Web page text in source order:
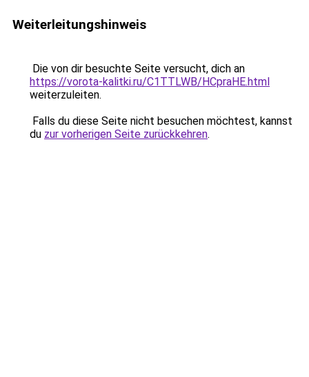
Weiterleitungshinweis
Die von dir besuchte Seite versucht, dich an
https://vorota-kalitki.ru/C1TTLWB/HCpraHE.html
weiterzuleiten.
Falls du diese Seite nicht besuchen möchtest, kannst
du zur vorherigen Seite zurückkehren.